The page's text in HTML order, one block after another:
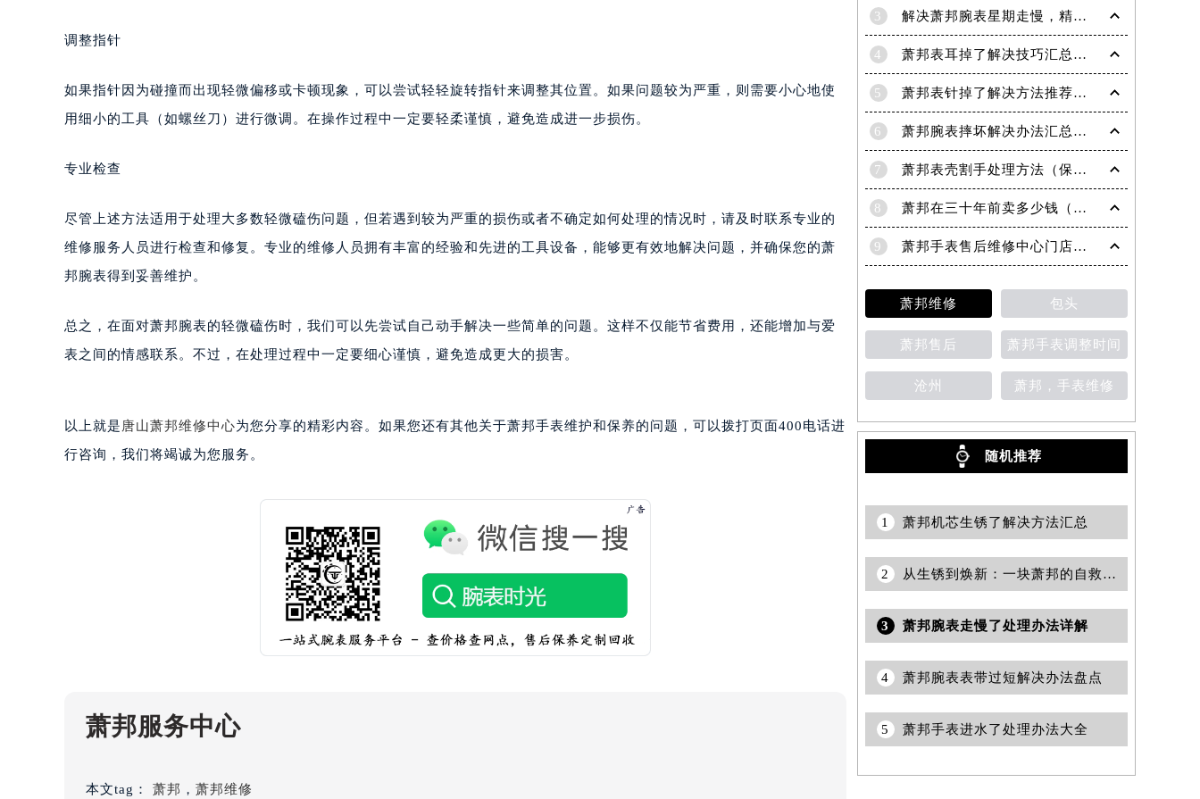
青岛市南区山东路6号华润大厦B座22层04室（需提前预约）
烟台市芝罘区胜利路139号万达金融中心A座907室（需提前预约）
石家庄市长安区中山东路39号勒泰中心写字楼B座13层07室（需提前预约）
海口市龙华区金贸东路5号海口华润大厦B座17层1707室（需提前预约）
唐山市路南区新华东道100号万达广场写字楼A座10层1002室（需提前预约）
内蒙古自治区呼和浩特市玉泉区大学西街70号华润万象城写字楼（鄂尔多斯大厦）23层2326室（需提前预约）
甘肃省兰州市七里河区西津西路16号兰州中心写字楼21层2102室（需提前预约）
黑龙江省鹤岗市向阳区红军路萧邦售后服务中心（需提前预约）
黑龙江省黑河市爱辉区中央街萧邦售后服务中心（需提前预约）
黑龙江省佳木斯市向阳区长安路萧邦售后服务中心（需提前预约）
黑龙江省牡丹江市东安区太平路萧邦售后服务中心（需提前预约）
黑龙江省七台河市桃山区大同街萧邦售后服务中心（需提前预约）
黑龙江省齐齐哈尔市龙沙区龙华路萧邦售后服务中心（需提前预约）
黑龙江省双鸭山市尖山区新兴大街萧邦售后服务中心（需提前预约）
黑龙江省绥化市北林区新华街与康庄路交叉口萧邦售后服务中心（需提前预约）
黑龙江省伊春市伊美区通河路萧邦售后服务中心（需提前预约）
吉林省吉林市船营区河南街萧邦售后服务中心（需提前预约）
吉林省梅河口市新华街道梅河大街萧邦售后服务中心（需提前预约）
调整指针
如果指针因为碰撞而出现轻微偏移或卡顿现象，可以尝试轻轻旋转指针来调整其位置。如果问题较为严重，则需要小心地使
用细小的工具（如螺丝刀）进行微调。在操作过程中一定要轻柔谨慎，避免造成进一步损伤。
专业检查
尽管上述方法适用于处理大多数轻微磕伤问题，但若遇到较为严重的损伤或者不确定如何处理的情况时，请及时联系专业的
维修服务人员进行检查和修复。专业的维修人员拥有丰富的经验和先进的工具设备，能够更有效地解决问题，并确保您的萧
邦腕表得到妥善维护。
总之，在面对萧邦腕表的轻微磕伤时，我们可以先尝试自己动手解决一些简单的问题。这样不仅能节省费用，还能增加与爱
表之间的情感联系。不过，在处理过程中一定要细心谨慎，避免造成更大的损害。
以上就是唐山萧邦维修中心为您分享的精彩内容。如果您还有其他关于萧邦手表维护和保养的问题，可以拨打页面400电话进
行咨询，我们将竭诚为您服务。
萧邦服务中心
本文tag： 萧邦 ， 萧邦维修
3 解决萧邦腕表星期走慢，精准调校秘籍在这里
4 萧邦表耳掉了解决技巧汇总（轻松修复爱表的小妙招）
5 萧邦表针掉了解决方法推荐（轻松修复你的爱表）
6 萧邦腕表摔坏解决办法汇总（专业修复与日常保养技巧）
7 萧邦表壳割手处理方法（保养与修复技巧指南）
8 萧邦在三十年前卖多少钱（名表价格变迁的历史洞察）
9 萧邦手表售后维修中心门店地址
萧邦维修 包头
萧邦售后 萧邦手表调整时间
沧州 萧邦，手表维修
随机推荐
1 萧邦机芯生锈了解决方法汇总
2 从生锈到焕新：一块萧邦的自救全过程
3 萧邦腕表走慢了处理办法详解
4 萧邦腕表表带过短解决办法盘点
5 萧邦手表进水了处理办法大全